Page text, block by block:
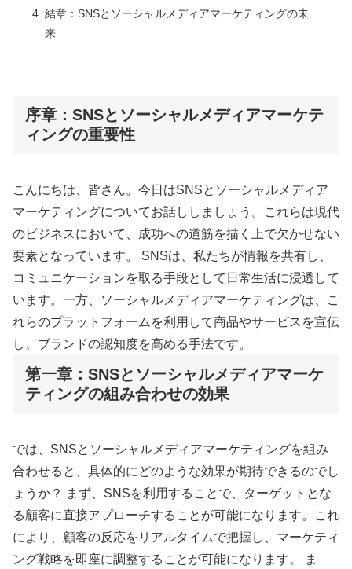
結章：SNSとソーシャルメディアマーケティングの未
来
序章：SNSとソーシャルメディアマーケテ
ィングの重要性
こんにちは、皆さん。今日はSNSとソーシャルメディア
マーケティングについてお話ししましょう。これらは現代
のビジネスにおいて、成功への道筋を描く上で欠かせない
要素となっています。 SNSは、私たちが情報を共有し、
コミュニケーションを取る手段として日常生活に浸透して
います。一方、ソーシャルメディアマーケティングは、こ
れらのプラットフォームを利用して商品やサービスを宣伝
し、ブランドの認知度を高める手法です。
第一章：SNSとソーシャルメディアマーケ
ティングの組み合わせの効果
では、SNSとソーシャルメディアマーケティングを組み
合わせると、具体的にどのような効果が期待できるのでし
ょうか？ まず、SNSを利用することで、ターゲットとな
る顧客に直接アプローチすることが可能になります。これ
により、顧客の反応をリアルタイムで把握し、マーケティ
ング戦略を即座に調整することが可能になります。 ま